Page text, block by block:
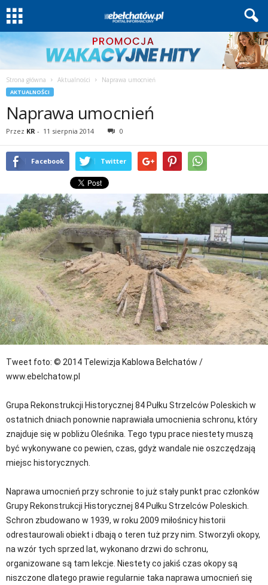
Strona główna Aktualności Naprawa umocnień
AKTUALNOŚCI
Naprawa umocnień
Przez KR - 11 sierpnia 2014 0
Facebook Twitter
Tweet foto: © 2014 Telewizja Kablowa Bełchatów /
www.ebelchatow.pl
Grupa Rekonstrukcji Historycznej 84 Pułku Strzelców Poleskich w
ostatnich dniach ponownie naprawiała umocnienia schronu, który
znajduje się w pobliżu Oleśnika. Tego typu prace niestety muszą
być wykonywane co pewien, czas, gdyż wandale nie oszczędzają
miejsc historycznych.
Naprawa umocnień przy schronie to już stały punkt prac członków
Grupy Rekonstrukcji Historycznej 84 Pułku Strzelców Poleskich.
Schron zbudowano w 1939, w roku 2009 miłośnicy historii
odrestaurowali obiekt i dbają o teren tuż przy nim. Stworzyli okopy,
na wzór tych sprzed lat, wykonano drzwi do schronu,
organizowane są tam lekcje. Niestety co jakiś czas okopy są
niszczone dlatego prawie regularnie taka naprawa umocnień się